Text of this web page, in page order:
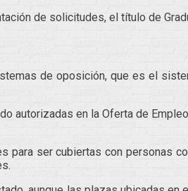
de solicitudes, el título de
de oposición, que es el
autorizadas en la Oferta de
ser cubiertas con personas